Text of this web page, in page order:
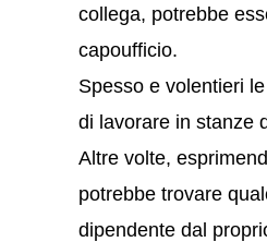
collega, potrebbe
capoufficio.
Spesso e volentieri
di lavorare in stanze
Altre volte,
potrebbe trovare
dipendente dal